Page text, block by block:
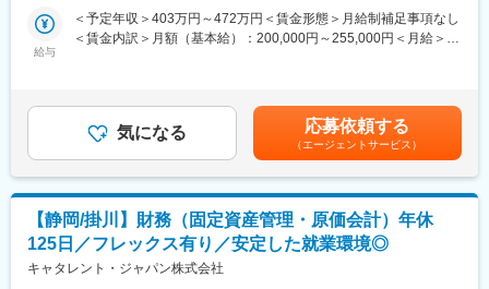
現在、品質保証部門には17名が在籍し、年齢構成は20～60代と幅
広く、さまざまなバックグラウンドを持つメンバーが活躍してい
・部署間・役職の垣根なくコミュニケーションをとり業務を進め
ます。一つの業務に特化せず，経験と意欲に応じて幅広く様々な
業務を担当していただけます。英語のスキルも生かせます。
・社員の育成にも力を入れており、例えば従業員の英語力向上の
ためTOEIC受験の支援や、e-ラーニングの仕組みも整っていま
す。
■当社について
世界30か国で事業を展開するグローバルカンパニーです。1400製
を構えています。）
・ニーズも高まっているソフトカプセルで、社員数も右肩上がり
グローバルトップシェアを誇る医薬品・健康食品のソフトカプセ
ル製剤を製造している工場にて品質管理業務をご担当いただきま
・ＳＯＰの作成と改訂
・試験方法の改善
■就業環境：
給与
＜予定年収＞403万円～472万円＜賃金形態＞月給制補足事項なし
＜賃金内訳＞月額（基本給）：200,000円～255,000円＜月給＞
月（昨年実績）賃金はあくまでも目安の金額であり、選考を通じ
て上下する可能性があります。月給(月額)は固定手当を含めた表記
です。
気になる 応募依頼する
（エージェントサービス）
【静岡/掛川】財務（固定資産管理・原価会計）年休
125日／フレックス有り／安定した就業環境◎
キャタレント・ジャパン株式会社